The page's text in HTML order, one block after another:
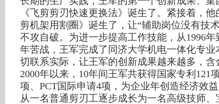
《飞剪剪刃快速更换法》诞生了。紧接着，
剪机架用割圈》诞生了，让“辅助岗位没有技
不攻自破。为进一步提高工作技能，从1996年
年苦战，王军完成了同济大学机电一体化专
切联系实际，让王军的创新成果越来越多，
2000年以来， 10年间王军共获得国家专利 121
项、 PCT国际申请4项，为企业年创造经济效
从一名普通剪刃工逐步成长为一名高级技师